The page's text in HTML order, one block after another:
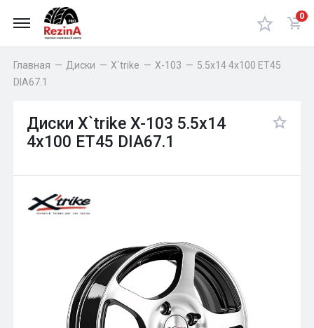
0
Главная — Диски — X`trike — X-103 — 5.5x14 4x100 ET45
DIA67.1
Диски X`trike X-103 5.5x14
4x100 ET45 DIA67.1